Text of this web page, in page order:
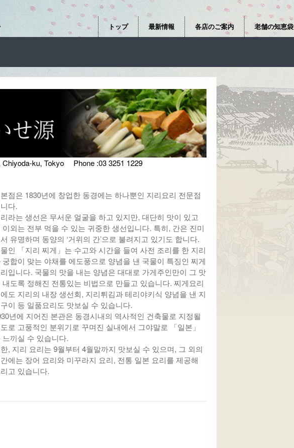
トップ 最新情報 各店のご案内 老舗の知恵袋
Chiyoda-ku, Tokyo Phone :03 3251 1229
점은 1830년에 창업한 동경에는 하나뿐인 지리요리 전문점
다.
라는 생선은 무서운 얼굴을 하고 있지만, 대단히 맛이 있고
이외는 전부 먹을 수 있는 귀중한 생선입니다. 특히, 간은 진미
유명하며 동양의 ‘거위의 간’으로 불려지고 있기도 합니다.
인 「지리 찌게」는 수고와 시간을 들여 사전 조리를 한 지리
궁합이 맞는 야채를 에도풍으로 양념을 낸 국물이 특징인 찌게
입니다. 국물의 맛을 내는 양념은 대대로 가게주인만이 그 맛
내도록 정해진 전통있는 비법으로 만들고 있습니다. 찌게요리
도 지리의 내장 생선회, 지리튀김과 테리야키식 양념을 낸 지
이 등 일품요리도 맛보실 수 있습니다.
년에 지어진 본관은 동경시내의 역사적인 건축물로 지정될
로 고풍적인 분위기로 꾸며진 실내에서 그야말로 「일본」
느끼실 수 있습니다.
, 지리 요리는 9월부터 4월말까지 맛보실 수 있으며, 그 외의
에는 장어 요리와 미꾸라지 요리, 전통 일본 요리를 제공해
고 있습니다.